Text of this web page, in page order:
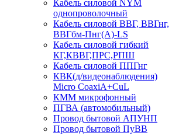
Кабель силовой NYM
однопроволочный
Кабель силовой ВВГ, ВВГнг,
ВВГбм-Пнг(А)-LS
Кабель силовой гибкий
КГ,КВВГ,ПРС,РПШ
Кабель силовой ППГнг
КВК(д/видеонаблюдения)
Micro CoaxiA+CuL
КММ микрофонный
ПГВА (автомобильный)
Провод бытовой АПУНП
Провод бытовой ПуВВ